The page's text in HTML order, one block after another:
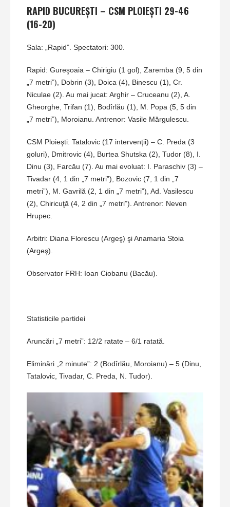
RAPID BUCUREŞTI – CSM PLOIEŞTI 29-46
(16-20)
Sala: „Rapid”. Spectatori: 300.
Rapid: Gureşoaia – Chirigiu (1 gol), Zaremba (9, 5 din
„7 metri”), Dobrin (3), Doica (4), Binescu (1), Cr.
Niculae (2). Au mai jucat: Arghir – Cruceanu (2), A.
Gheorghe, Trifan (1), Bodîrlău (1), M. Popa (5, 5 din
„7 metri”), Moroianu. Antrenor: Vasile Mărgulescu.
CSM Ploieşti: Tatalovic (17 intervenţii) – C. Preda (3
goluri), Dmitrovic (4), Burtea Shutska (2), Tudor (8), I.
Dinu (3), Farcău (7). Au mai evoluat: I. Paraschiv (3) –
Tivadar (4, 1 din „7 metri”), Bozovic (7, 1 din „7
metri”), M. Gavrilă (2, 1 din „7 metri”), Ad. Vasilescu
(2), Chiricuţă (4, 2 din „7 metri”). Antrenor: Neven
Hrupec.
Arbitri: Diana Florescu (Argeş) şi Anamaria Stoia
(Argeş).
Observator FRH: Ioan Ciobanu (Bacău).
Statisticile partidei
Aruncări „7 metri”: 12/2 ratate – 6/1 ratată.
Eliminări „2 minute”: 2 (Bodîrlău, Moroianu) – 5 (Dinu,
Tatalovic, Tivadar, C. Preda, N. Tudor).